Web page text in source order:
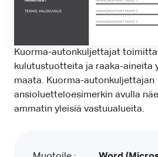
Kuorma-autonkuljettajat
kulutustuotteita ja raaka-aineita
maata. Kuorma-autonkuljettajan
ansioluetteloesimerkin avulla
ammatin yleisiä vastuualueita.